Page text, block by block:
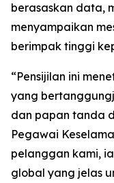
berasaskan data,
menyampaikan
berimpak tinggi
“Pensijilan ini
yang
dan papan tanda
Pegawai
pelanggan kami,
global yang jelas